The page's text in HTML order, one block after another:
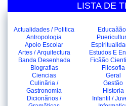
LISTA DE
Actualidades / Politica
Antropologia
Apoio Escolar
Artes / Arquitectura
Banda Desenhada
Biografias
Ciencias
Culinãria /
Gastronomia
Dicionãrios /
Estudos E
Ficãão
Filosofia
Geral
Gestão
Historia
Infantil /